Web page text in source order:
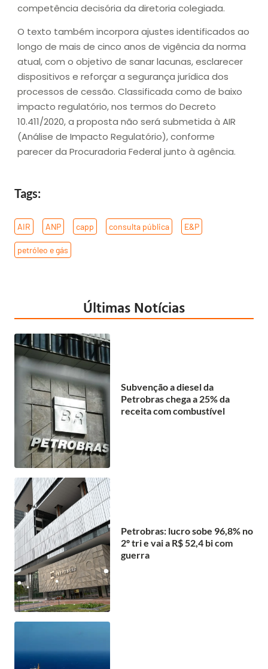
competência decisória da diretoria colegiada.
O texto também incorpora ajustes identificados ao
longo de mais de cinco anos de vigência da norma
atual, com o objetivo de sanar lacunas, esclarecer
dispositivos e reforçar a segurança jurídica dos
processos de cessão. Classificada como de baixo
impacto regulatório, nos termos do Decreto
10.411/2020, a proposta não será submetida à AIR
(Análise de Impacto Regulatório), conforme
parecer da Procuradoria Federal junto à agência.
Tags:
AIR ANP capp consulta pública E&P
petróleo e gás
Últimas Notícias
Subvenção a diesel da
Petrobras chega a 25% da
receita com combustível
Petrobras: lucro sobe 96,8% no
2º tri e vai a R$ 52,4 bi com
guerra